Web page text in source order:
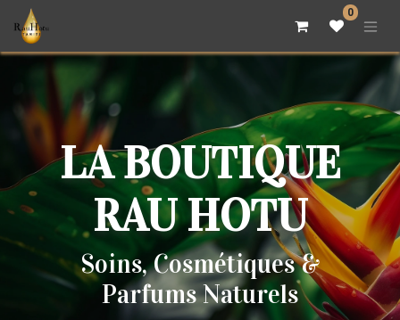
0
LA BOUTIQUE
RAU HOTU
Soins, Cosmétiques &
Parfums Naturels